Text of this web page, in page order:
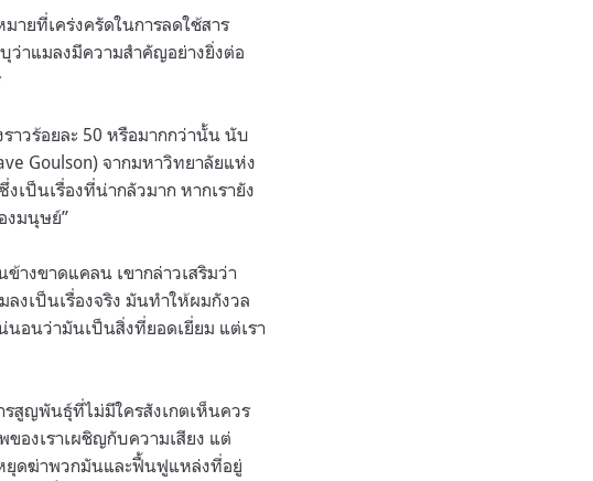
ายที่เคร่งครัดในการลดใช้สาร
ว่าแมลงมีความสำคัญอย่างยิ่งต่อ
าวร้อยละ 50 หรือมากกว่านั้น นับ
Goulson) จากมหาวิทยาลัยแห่ง
เป็นเรื่องที่น่ากลัวมาก หากเรายัง
งมนุษย์”
างขาดแคลน เขากล่าวเสริมว่า
งเป็นเรื่องจริง มันทำให้ผมกังวล
นอนว่ามันเป็นสิ่งที่ยอดเยี่ยม แต่เรา
รสูญพันธุ์ที่ไม่มีใครสังเกตเห็นควร
องเราเผชิญกับความเสียง แต่
หยุดฆ่าพวกมันและฟื้นฟูแหล่งที่อยู่